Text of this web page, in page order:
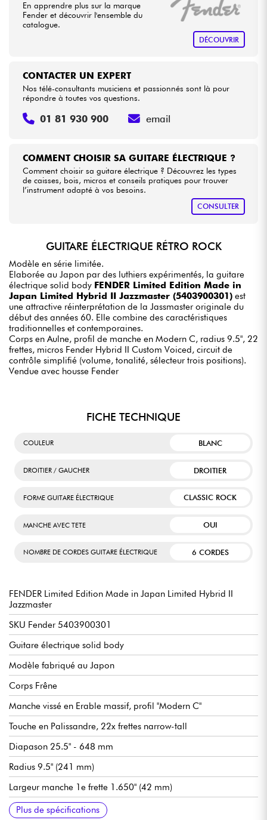
En apprendre plus sur la marque
Fender et découvrir l'ensemble du
catalogue.
DÉCOUVRIR
COMMENT CHOISIR SA GUITARE ÉLECTRIQUE ?
Comment choisir sa guitare électrique ? Découvrez les types
de caisses, bois, micros et conseils pratiques pour trouver
l’instrument adapté à vos besoins.
CONSULTER
CONTACTER UN EXPERT
Nos télé-consultants musiciens et passionnés sont là pour
répondre à toutes vos questions.
01 81 930 900 email
GUITARE ÉLECTRIQUE RÉTRO ROCK
Modèle en série limitée.
Elaborée au Japon par des luthiers expérimentés, la guitare
électrique solid body FENDER Limited Edition Made in
Japan Limited Hybrid II Jazzmaster (5403900301) est
une attractive réinterprétation de la Jassmaster originale du
début des années 60. Elle combine des caractéristiques
traditionnelles et contemporaines.
Corps en Aulne, profil de manche en Modern C, radius 9.5", 22
frettes, micros Fender Hybrid II Custom Voiced, circuit de
contrôle simplifié (volume, tonalité, sélecteur trois positions).
Vendue avec housse Fender
FICHE TECHNIQUE
COULEUR BLANC
DROITIER / GAUCHER DROITIER
FORME GUITARE ÉLECTRIQUE CLASSIC ROCK
MANCHE AVEC TETE OUI
NOMBRE DE CORDES GUITARE ÉLECTRIQUE 6 CORDES
FENDER Limited Edition Made in Japan Limited Hybrid II
Jazzmaster
SKU Fender 5403900301
Guitare électrique solid body
Modèle fabriqué au Japon
Corps Frêne
Manche vissé en Erable massif, profil "Modern C"
Touche en Palissandre, 22x frettes narrow-tall
Diapason 25.5" - 648 mm
Radius 9.5" (241 mm)
Largeur manche 1e frette 1.650" (42 mm)
Micros simple bobinage Fender Hybrid II Custom Voiced
Jazzmaster
Master volume
Master tone
Sélecteur micros 3x positions
Chevalet/vibrato Fender 6-Saddle Vintage-Style Adjustable
with Floating Tremolo Tailpiece
Mécaniques à blocage Fender Vintage-Style Locking
Sillet en os
Finition corps brillant
Finition manche satin
Vendue avec housse Fender
Tirants de cordes recommandées (accordage standard) : 9.42,
9.46Plus de spécifications